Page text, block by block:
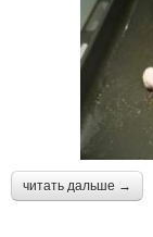
читать дальше →